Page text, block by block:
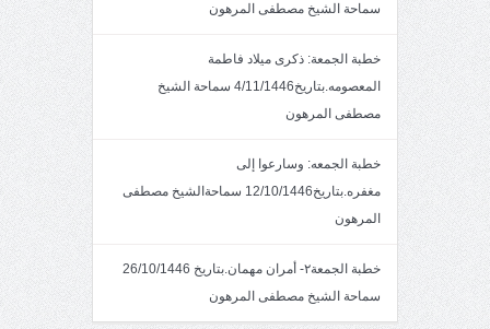
سماحة الشيخ مصطفى المرهون
خطبة الجمعة: ذكرى ميلاد فاطمة
المعصومه.بتاريخ4/11/1446 سماحة الشيخ
مصطفى المرهون
خطبة الجمعه: وسارعوا إلى
مغفره.بتاريخ12/10/1446 سماحةالشيخ مصطفى
المرهون
خطبة الجمعة٢- أمران مهمان.بتاريخ 26/10/1446
سماحة الشيخ مصطفى المرهون